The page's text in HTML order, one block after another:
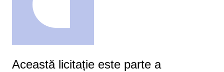
Această licitație este parte a